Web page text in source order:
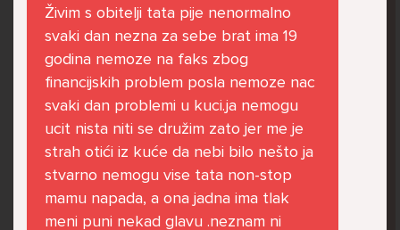
Već 6 godina u školi nekoliko cura iz mog
razreda me izbacuju iz zajedničkih aktivnosti
te me iskorištavaju. Dečki iz mojeg razreda mi
govore da sam glupača te me preko discorda
vrijeđaju jer sam niska te mi govore da se
ubijem. Prije mjesec dana su me istukli kod
Živim s obitelji tata pije nenormalno
svaki dan nezna za sebe brat ima 19
godina nemoze na faks zbog
financijskih problem posla nemoze nac
svaki dan problemi u kuci.ja nemogu
ucit nista niti se družim zato jer me je
strah otići iz kuće da nebi bilo nešto ja
stvarno nemogu vise tata non-stop
mamu napada, a ona jadna ima tlak
meni puni nekad glavu .neznam ni